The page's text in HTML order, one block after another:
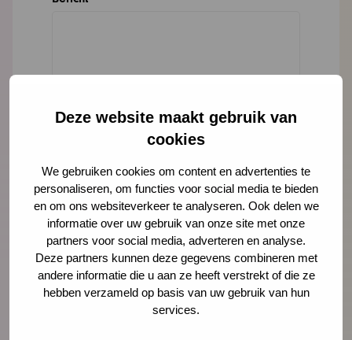
Deze website maakt gebruik van
cookies
We gebruiken cookies om content en advertenties te
personaliseren, om functies voor social media te bieden
en om ons websiteverkeer te analyseren. Ook delen we
informatie over uw gebruik van onze site met onze
partners voor social media, adverteren en analyse.
Deze partners kunnen deze gegevens combineren met
andere informatie die u aan ze heeft verstrekt of die ze
hebben verzameld op basis van uw gebruik van hun
services.
Deel deze pagina Via LinkedIn
Via e-mail
Kopieer link